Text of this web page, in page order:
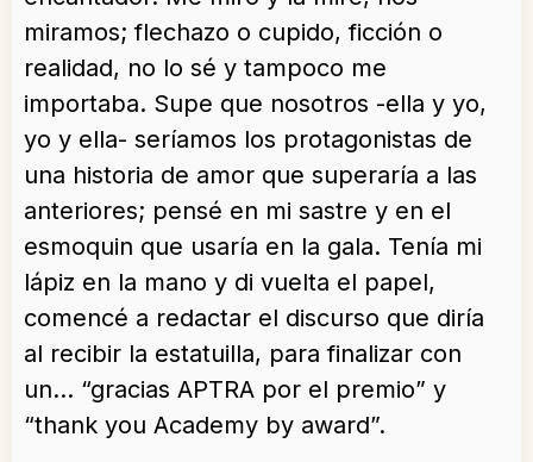
miramos; flechazo o cupido, ficción o
realidad, no lo sé y tampoco me
importaba. Supe que nosotros -ella y yo,
yo y ella- seríamos los protagonistas de
una historia de amor que superaría a las
anteriores; pensé en mi sastre y en el
esmoquin que usaría en la gala. Tenía mi
lápiz en la mano y di vuelta el papel,
comencé a redactar el discurso que diría
al recibir la estatuilla, para finalizar con
un… “gracias APTRA por el premio” y
“thank you Academy by award”.